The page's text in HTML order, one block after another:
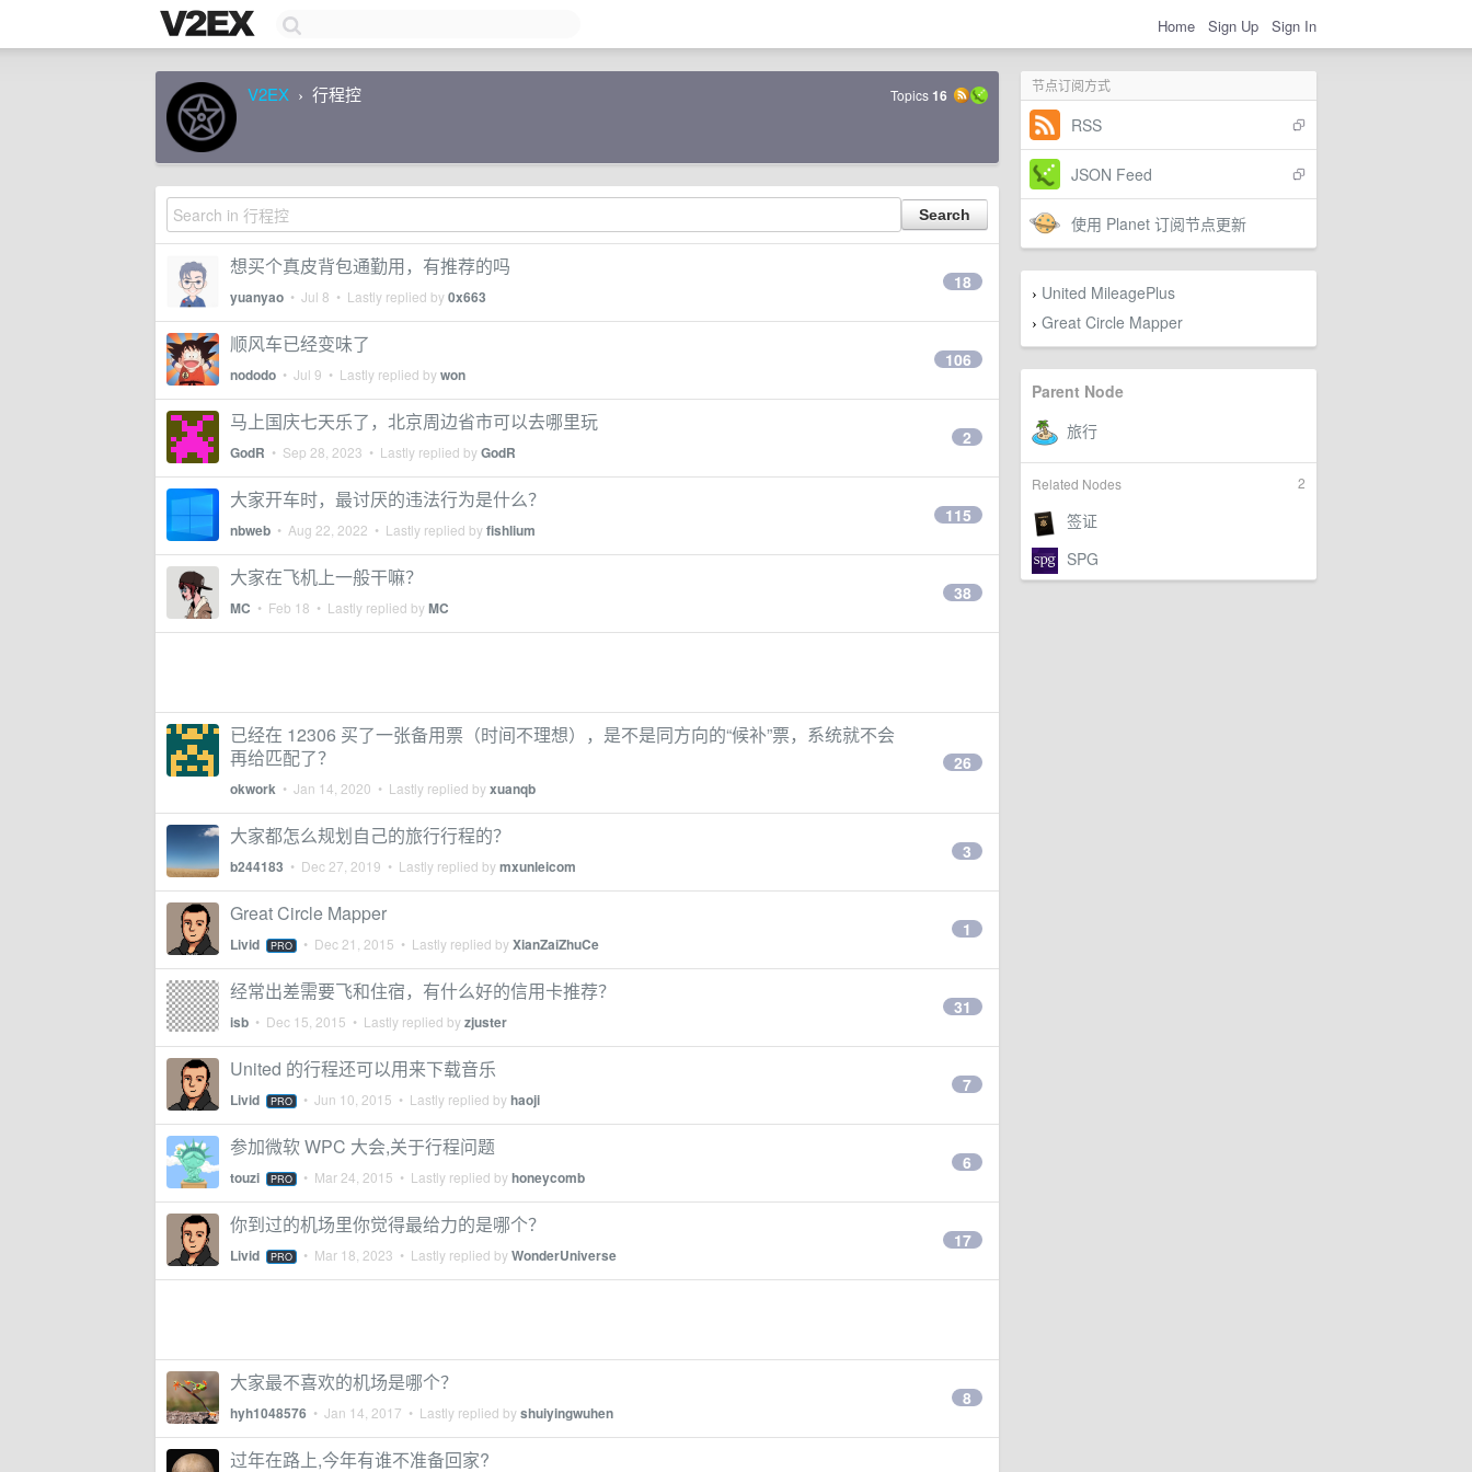
Home Sign Up Sign In
节点订阅方式
RSS
JSON Feed
使用 Planet 订阅节点更新
› United MileagePlus
› Great Circle Mapper
Parent Node
2
Related Nodes
V2EX › 行程控 Topics16
想买个真皮背包通勤用，有推荐的吗
yuanyao • Jul 8 • Lastly replied by0x663
18
顺风车已经变味了
nododo • Jul 9 • Lastly replied bywon
106
马上国庆七天乐了，北京周边省市可以去哪里玩
GodR • Sep 28, 2023 • Lastly replied byGodR
2
大家开车时，最讨厌的违法行为是什么？
nbweb • Aug 22, 2022 • Lastly replied byfishlium
115
大家在飞机上一般干嘛？
MC • Feb 18 • Lastly replied byMC
38
已经在 12306 买了一张备用票（时间不理想），是不是同方向的“候补”票，系统就不会
再给匹配了？
okwork • Jan 14, 2020 • Lastly replied byxuanqb
26
大家都怎么规划自己的旅行行程的？
b244183 • Dec 27, 2019 • Lastly replied bymxunleicom
3
Great Circle Mapper
Livid PRO • Dec 21, 2015 • Lastly replied byXianZaiZhuCe
1
经常出差需要飞和住宿，有什么好的信用卡推荐？
isb • Dec 15, 2015 • Lastly replied byzjuster
31
United 的行程还可以用来下载音乐
Livid PRO • Jun 10, 2015 • Lastly replied byhaoji
7
参加微软 WPC 大会,关于行程问题
touzi PRO • Mar 24, 2015 • Lastly replied byhoneycomb
6
你到过的机场里你觉得最给力的是哪个？
Livid PRO • Mar 18, 2023 • Lastly replied byWonderUniverse
17
大家最不喜欢的机场是哪个？
hyh1048576 • Jan 14, 2017 • Lastly replied byshuiyingwuhen
8
过年在路上,今年有谁不准备回家?